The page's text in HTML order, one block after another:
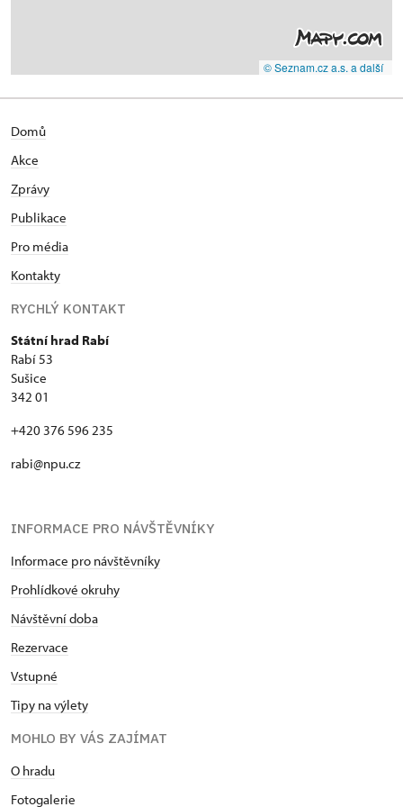
© Seznam.cz a.s. a další
Domů
Akce
Zprávy
Publikace
Pro média
Kontakty
RYCHLÝ KONTAKT
Státní hrad Rabí
Rabí 53
Sušice
342 01
+420 376 596 235
rabi@npu.cz
INFORMACE PRO NÁVŠTĚVNÍKY
Informace pro návštěvníky
Prohlídkové okruhy
Návštěvní doba
Rezervace
Vstupné
Tipy na výlety
MOHLO BY VÁS ZAJÍMAT
O hradu
Fotogalerie